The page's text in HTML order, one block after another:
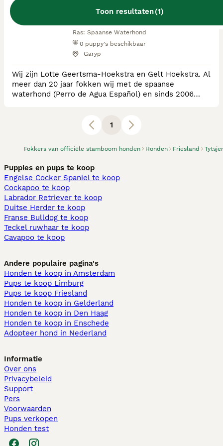
Toon resultaten(1)
Fokkers van officiële stamboom honden Honden Friesland
Ras: Spaanse Waterhond
0 puppy's beschikbaar
Garyp
Wij zijn Lotte Geertsma-Hoekstra en Gelt Hoekstra. Al
meer dan 20 jaar fokken wij met de spaanse
waterhond (Perro de Agua Español) en sinds 2006
1
Puppies en pups te koop
Engelse Cocker Spaniel te koop
Cockapoo te koop
Labrador Retriever te koop
Duitse Herder te koop
Franse Bulldog te koop
Teckel ruwhaar te koop
Cavapoo te koop
Andere populaire pagina's
Honden te koop in Amsterdam
Pups te koop Limburg​
Pups te koop Friesland​
Honden te koop in Gelderland
Honden te koop in Den Haag
Honden te koop in Enschede
Adopteer hond in Nederland
Informatie
Over ons
Privacybeleid
Support
Pers
Voorwaarden
Pups verkopen
Honden test